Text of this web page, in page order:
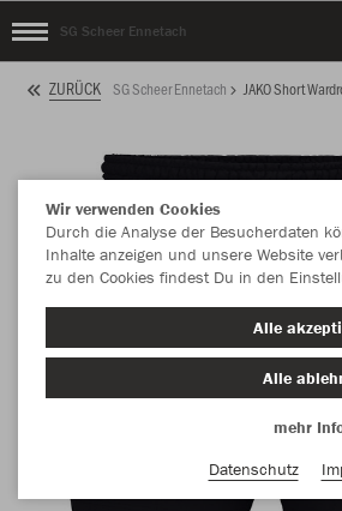
SG Scheer Ennetach
ZURÜCK SG Scheer Ennetach JAKO Short
Wir verwenden Cookies
Durch die Analyse der Besucherdaten
Inhalte anzeigen und unsere Website
zu den Cookies findest Du in den
Alle
Alle
mehr
Datenschutz